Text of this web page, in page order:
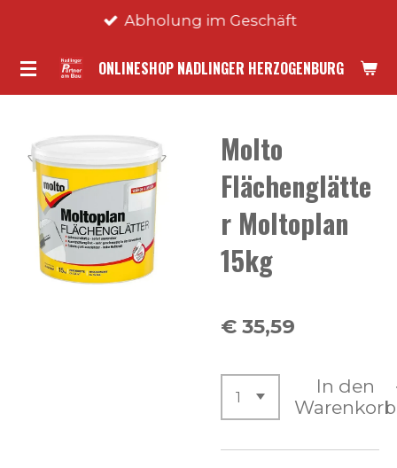
springen
ONLINESHOP NADLINGER HERZOGENBURG
Abholung im Geschäft
Molto
Flächenglätte
r Moltoplan
15kg
€ 35,59
In den
Warenkorb